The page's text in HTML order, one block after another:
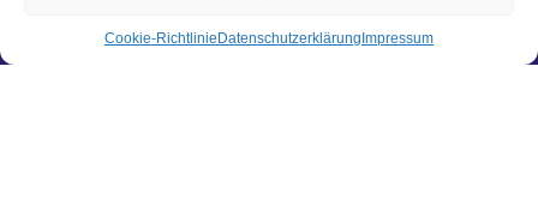
Cookie-Richtlinie Datenschutzerklärung Impressum
Pittersdorf 13